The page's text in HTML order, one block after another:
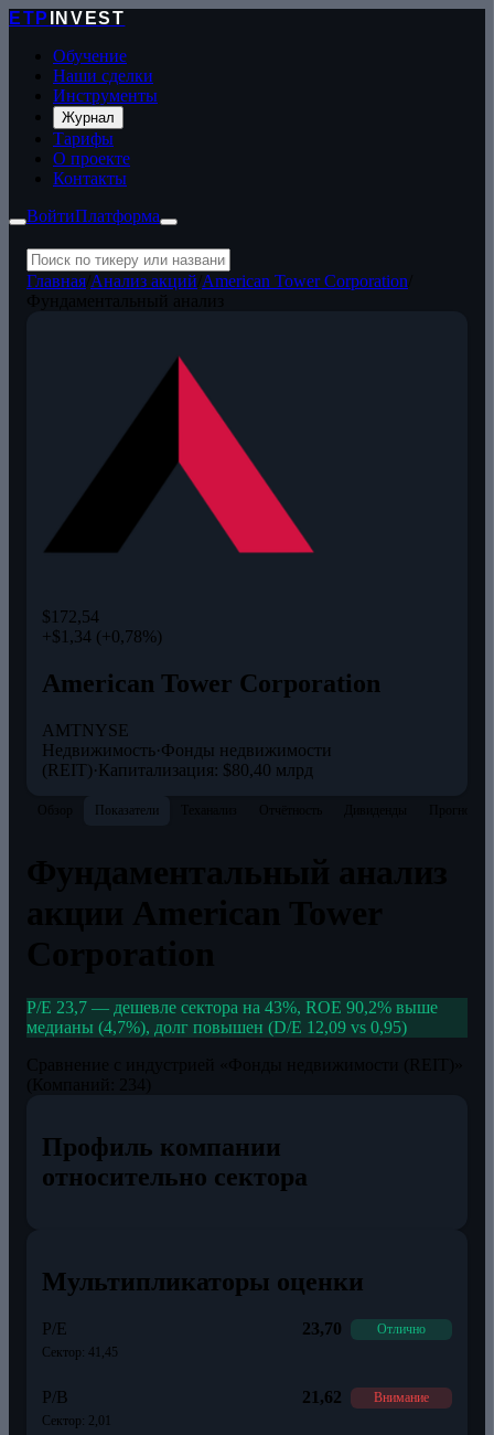
ETP
INVEST
Обучение
Наши сделки
Инструменты
Журнал
Тарифы
О проекте
Контакты
ВойтиПлатформа
Главная Анализ акций American Tower Corporation
$172,54
+$1,34 (+0,78%)
American Tower Corporation
AMTNYSE
Недвижимость·Фонды недвижимости
(REIT)·Капитализация: $80,40 млрд
Показатели
P/E 23,7 — дешевле сектора на 43%, ROE 90,2% выше
медианы (4,7%), долг повышен (D/E 12,09 vs 0,95)
Профиль компании
относительно сектора
Мультипликаторы оценки
P/E
Сектор: 41,45
23,70 Отлично
P/B
Сектор: 2,01
21,62 Внимание